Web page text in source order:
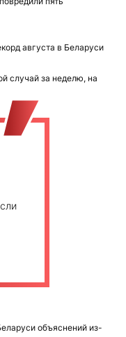
августа в Беларуси
случай за неделю, на
объяснений из-